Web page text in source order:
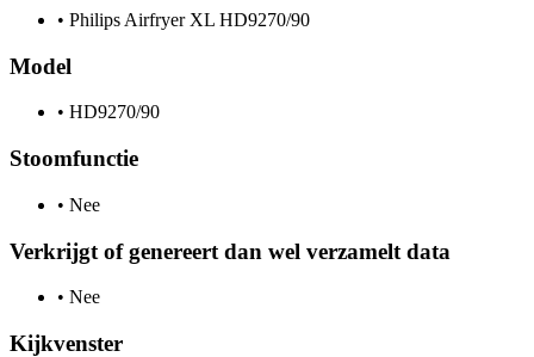
• Philips Airfryer XL HD9270/90
Model
• HD9270/90
Stoomfunctie
• Nee
Verkrijgt of genereert dan wel verzamelt data
• Nee
Kijkvenster